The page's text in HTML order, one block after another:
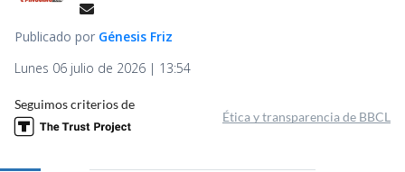
Publicado por Génesis Friz
Lunes 06 julio de 2026 | 13:54
Seguimos criterios de
Ética y transparencia de BBCL